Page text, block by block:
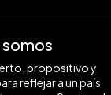
somos
propositivo y
reflejar a un país